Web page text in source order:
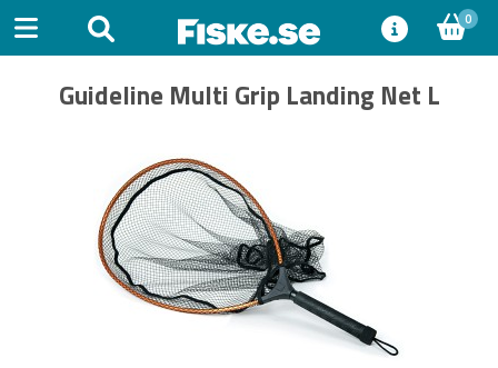
0
Guideline Multi Grip Landing Net L
Previous